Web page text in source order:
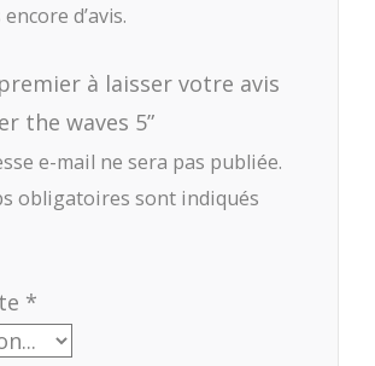
encore d’avis.
à laisser votre avis
the waves 5”
e-mail ne sera pas publiée.
obligatoires sont indiqués
*